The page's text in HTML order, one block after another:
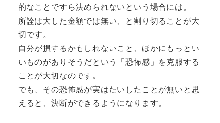
的なことですら決められないという場合には。
所詮は大した金額では無い、と割り切ることが大
切です。
自分が損するかもしれないこと、ほかにもっとい
いものがありそうだという「恐怖感」を克服する
ことが大切なのです。
でも、その恐怖感が実はたいしたことが無いと思
えると、決断ができるようになります。